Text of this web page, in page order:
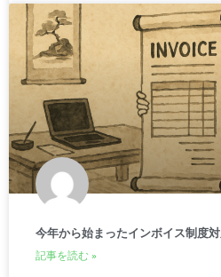
今年から始まったインボイス制度
記事を読む »